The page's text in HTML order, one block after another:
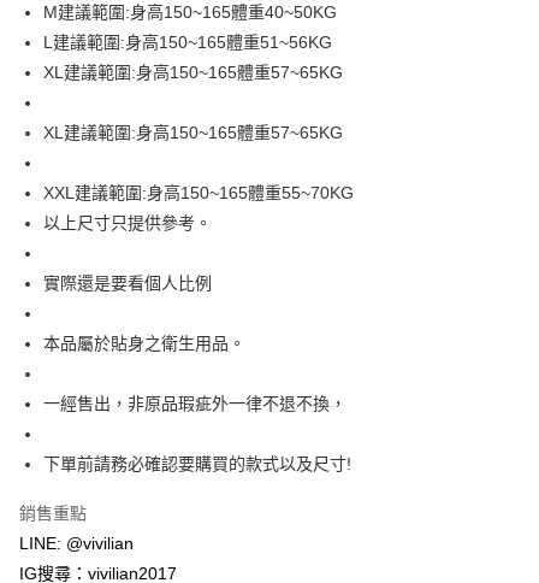
國泰世華商業銀行
兆豐國際商業銀行
臺灣中小企業銀行
台中商業銀行
匯豐（台灣）商業銀行
聯邦商業銀行
玉山商業銀行
星展（台灣）商業銀行
台灣樂天信用卡公司
Apple Pay
街口支付
Google Pay
大哥付你分期
1.本服務由台灣大哥大提供，台灣大哥大用戶可立即使用無須另外申請。
2.付款方式選擇「大哥付你分期」，訂單成立後會自動跳轉到大哥付的交易
成交易。
3.實際核准額度、可分期數及費用金額請依後續交易確認頁面所載為準。
4.訂單成立30分鐘內，如未前往確認交易或遇審核未通過，訂單將自動取
消。如遇「轉專審核」未通過狀況，表示未達大哥付你分期系統評分，恕無
法說明評估內容。
【繳款方式說明】
醒簡訊。
2.透過簡訊連結打開帳單後，可選擇「超商條碼／台灣大直營門市／銀行轉
帳／街口支付／iPASS MONEY」等通路繳費。
AFTEE先享後付
相關說明
【關於「AFTEE先享後付」】
１．簡單：不需註冊會員、不需綁卡、不需儲值。
１．於結帳方式選擇「AFTEE先享後付」後，將跳轉至「AFTEE先享後付」
結帳頁面，進行簡訊認證並確認金額後，即可完成結帳。
２．訂單成立數日內，您將收到繳費通知簡訊。
３．收到繳費通知簡訊後14天內，點擊此簡訊中的連結，可透過四大超商／
ATM付款
貨到付款
運送方式
全家取貨付款
每筆NT$80，滿NT$1,500(含以上)免運費
7-11取貨付款
M建議範圍:身高150~165體重40~50KG
L建議範圍:身高150~165體重51~56KG
XL建議範圍:身高150~165體重57~65KG
XL建議範圍:身高150~165體重57~65KG
XXL建議範圍:身高150~165體重55~70KG
以上尺寸只提供參考。
實際還是要看個人比例
本品屬於貼身之衛生用品。
一經售出，非原品瑕疵外一律不退不換，
下單前請務必確認要購買的款式以及尺寸!
銷售重點
LINE: @vivilian
IG搜尋：vivilian2017